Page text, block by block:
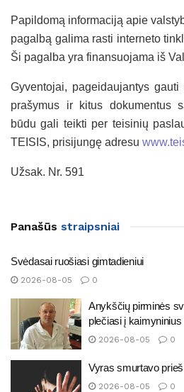
Papildomą informaciją apie
pagalbą galima rasti interneto
Ši pagalba yra finansuojama iš
Gyventojai, pageidaujantys
prašymus ir kitus dokumentus
būdu gali teikti per teisinių
TEISIS, prisijungę adresu
Užsak. Nr. 591
Panašūs straipsniai
Svėdasai ruošiasi gimtadieniui
2026-08-05 0
Anykščių pirminės
plečiasi į kaimyninius
2026-08-05 0
Vyras smurtavo
2026-08-05 0